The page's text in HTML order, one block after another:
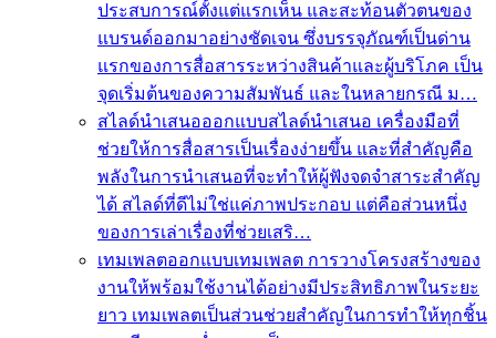
ประสบการณ์ตั้งแต่แรกเห็น และสะท้อนตัวตนของ
แบรนด์ออกมาอย่างชัดเจน ซึ่งบรรจุภัณฑ์เป็นด่าน
แรกของการสื่อสารระหว่างสินค้าและผู้บริโภค เป็น
จุดเริ่มต้นของความสัมพันธ์ และในหลายกรณี ม…
สไลด์นำเสนอออกแบบสไลด์นำเสนอ เครื่องมือที่
ช่วยให้การสื่อสารเป็นเรื่องง่ายขึ้น และที่สำคัญคือ
พลังในการนำเสนอที่จะทำให้ผู้ฟังจดจำสาระสำคัญ
ได้ สไลด์ที่ดีไม่ใช่แค่ภาพประกอบ แต่คือส่วนหนึ่ง
ของการเล่าเรื่องที่ช่วยเสริ…
เทมเพลตออกแบบเทมเพลต การวางโครงสร้างของ
งานให้พร้อมใช้งานได้อย่างมีประสิทธิภาพในระยะ
ยาว เทมเพลตเป็นส่วนช่วยสำคัญในการทำให้ทุกชิ้น